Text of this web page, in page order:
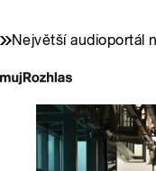
Největší audioportál